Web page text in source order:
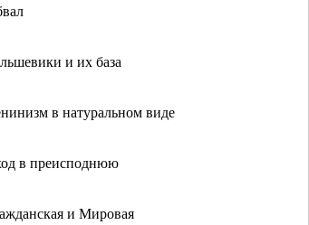
и их база
в натуральном виде
в преисподнюю
и Мировая